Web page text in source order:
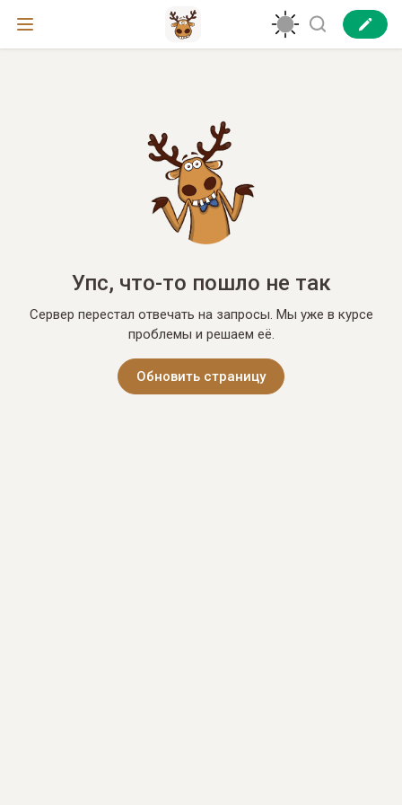
Упс, что-то пошло не так
Сервер перестал отвечать на запросы. Мы уже в курсе
проблемы и решаем её.
Обновить страницу